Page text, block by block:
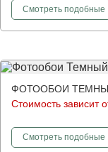
Смотретьфотообои
подобные
ФОТООБОИ
Стоимость зависит
Смотретьфотообои
подобные